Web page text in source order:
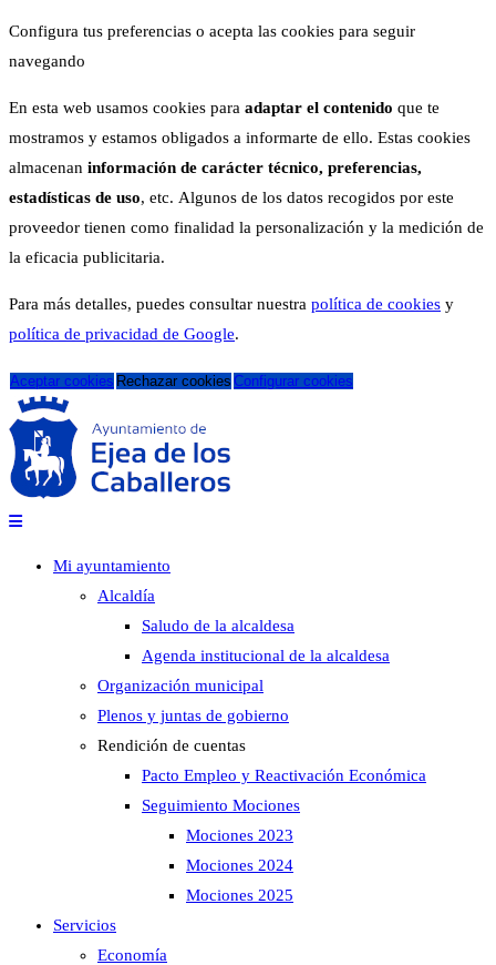
Configura tus preferencias o acepta las cookies para seguir
navegando
En esta web usamos cookies para adaptar el contenido que te
mostramos y estamos obligados a informarte de ello. Estas cookies
almacenan información de carácter técnico, preferencias,
estadísticas de uso, etc. Algunos de los datos recogidos por este
proveedor tienen como finalidad la personalización y la medición de
la eficacia publicitaria.
Para más detalles, puedes consultar nuestra política de cookies y
política de privacidad de Google.
Aceptar cookies Rechazar cookies Configurar cookies
Mi ayuntamiento
Alcaldía
Saludo de la alcaldesa
Agenda institucional de la alcaldesa
Organización municipal
Plenos y juntas de gobierno
Rendición de cuentas
Pacto Empleo y Reactivación Económica
Seguimiento Mociones
Mociones 2023
Mociones 2024
Mociones 2025
Servicios
Economía